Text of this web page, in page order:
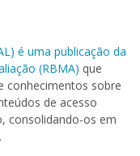
é uma publicação da
(RBMA) que
conhecimentos sobre
de acesso
consolidando-os em